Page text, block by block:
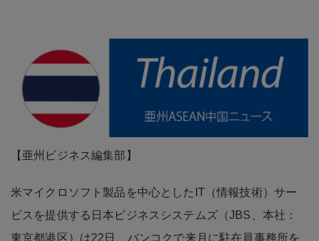
【亜州ビジネス編集部】
米マイクロソフト製品を中心としたIT（情報技術）サー
ビスを提供する日本ビジネスシステムズ（JBS、本社：
東京都港区）は22日、バンコクで来月に駐在員事務所を